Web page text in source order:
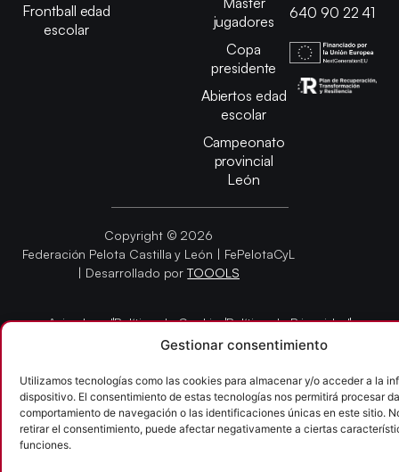
Gestionar consentimiento
Utilizamos tecnologías como las cookies para almacenar y/o acceder a la
dispositivo. El consentimiento de estas tecnologías nos permitirá procesar
comportamiento de navegación o las identificaciones únicas en este sitio.
retirar el consentimiento, puede afectar negativamente a ciertas
funciones.
Frontball edad
escolar
jugadores
Copa
presidente
Abiertos edad
escolar
Campeonato
provincial
León
640 90 22 41
Copyright © 2026
Federación Pelota Castilla y León | FePelotaCyL
| Desarrollado porTOOOLS
Aviso LegalPolítica de CookiesPolítica de Privacidad
Accesibilidad